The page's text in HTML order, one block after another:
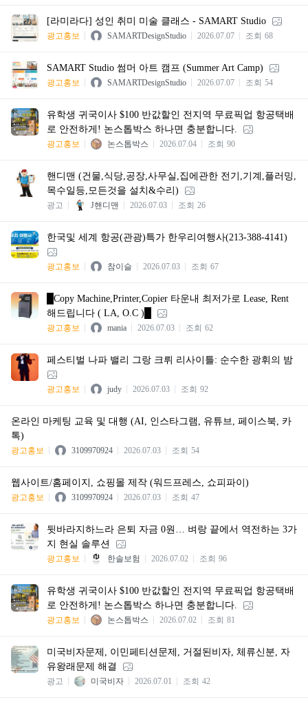
[라미라다] 성인 취미 미술 클래스 - SAMART Studio
광고홍보 SAMARTDesignStudio 2026.07.07 조회 68
SAMART Studio 썸머 아트 캠프 (Summer Art Camp)
광고홍보 SAMARTDesignStudio 2026.07.07 조회 54
유학생 귀국이사 $100 반값할인 전지역 무료픽업 항공택배
로 안전하게! 논스톱박스 하나면 충분합니다.
광고홍보 논스톱박스 2026.07.04 조회 90
핸디맨 (건물,식당,공장,사무실,집에관한 전기,기계,플러밍,
목수일등,모든것을 설치&수리)
광고 J핸디맨 2026.07.03 조회 26
한국및 세계 항공(관광)특가 한우리여행사(213-388-4141)
광고홍보 참이슬 2026.07.03 조회 67
█Copy Machine,Printer,Copier 타운내 최저가로 Lease, Rent
해드립니다 ( LA, O.C )█
광고홍보 mania 2026.07.03 조회 62
페스티벌 나파 밸리 그랑 크뤼 리사이틀: 순수한 광휘의 밤
광고홍보 judy 2026.07.03 조회 92
온라인 마케팅 교육 및 대행 (AI, 인스타그램, 유튜브, 페이스북, 카
톡)
광고홍보 3109970924 2026.07.03 조회 54
웹사이트/홈페이지, 쇼핑몰 제작 (워드프레스, 쇼피파이)
광고홍보 3109970924 2026.07.03 조회 47
뒷바라지하느라 은퇴 자금 0원… 벼랑 끝에서 역전하는 3가
지 현실 솔루션
광고홍보 한솔보험 2026.07.02 조회 96
유학생 귀국이사 $100 반값할인 전지역 무료픽업 항공택배
로 안전하게! 논스톱박스 하나면 충분합니다.
광고홍보 논스톱박스 2026.07.02 조회 81
미국비자문제, 이민페티션문제, 거절된비자, 체류신분, 자
유왕래문제 해결
광고 미국비자 2026.07.01 조회 42